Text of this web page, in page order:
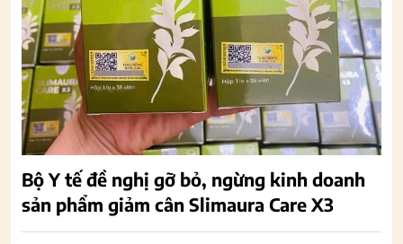
Bộ Y tế đề nghị gỡ bỏ, ngừng kinh doanh
sản phẩm giảm cân Slimaura Care X3